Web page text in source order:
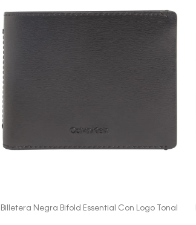
Billetera Negra Bifold Essential Con Logo Tonal